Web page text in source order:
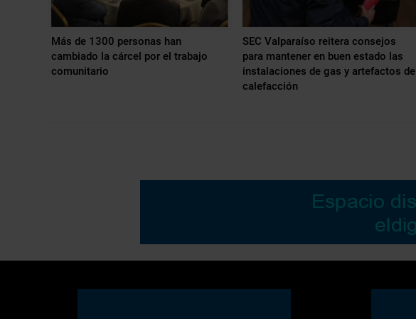
Más de 1300 personas han
cambiado la cárcel por el trabajo
comunitario
SEC Valparaíso reitera consejos
para mantener en buen estado las
instalaciones de gas y artefactos de
calefacción